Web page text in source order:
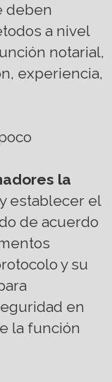
deben
a nivel
notarial,
experiencia,
la
y establecer el
de acuerdo
y su
en
la función